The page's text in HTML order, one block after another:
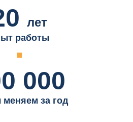
лет
работы
000
меняем за год